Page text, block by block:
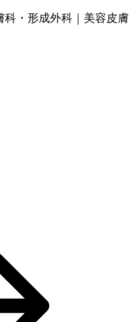
科・形成外科｜美容皮膚